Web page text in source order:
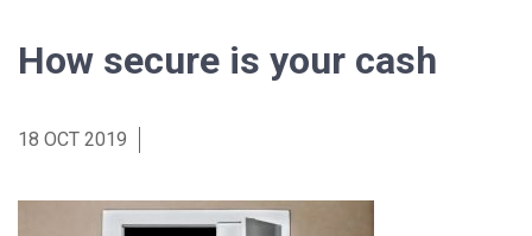
How secure is your cash
18 OCT 2019